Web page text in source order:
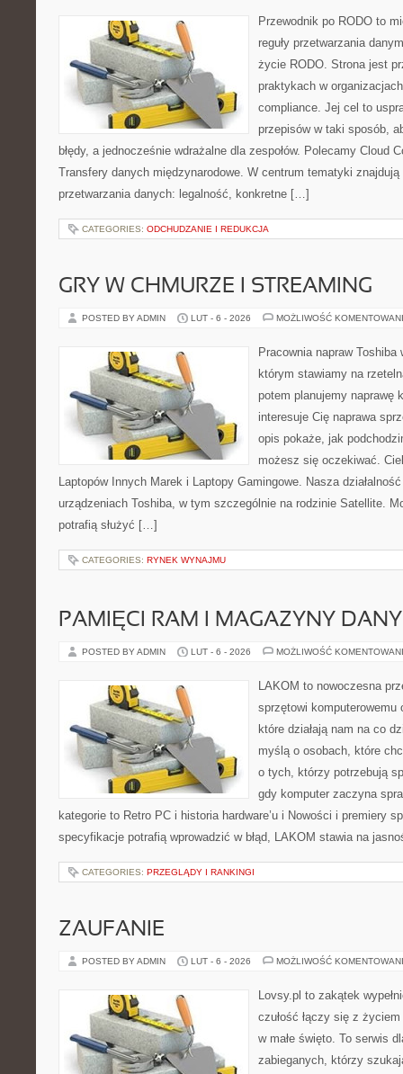
Przewodnik po RODO to
reguły przetwarzania
życie RODO. Strona jest
praktykach w
compliance. Jej cel to
przepisów w taki sposób,
błędy, a jednocześnie wdrażalne dla zespołów. Polecamy Cloud
Transfery danych międzynarodowe. W centrum tematyki znajdują
przetwarzania danych: legalność, konkretne […]
CATEGORIES: ODCHUDZANIE I REDUKCJA
GRY W CHMURZE I STREAMING
POSTED BY ADMIN LUT - 6 - 2026 MOŻLIWOŚĆ
Pracownia napraw
którym stawiamy na
potem planujemy naprawę
interesuje Cię naprawa
opis pokaże, jak
możesz się oczekiwać.
Laptopów Innych Marek i Laptopy Gamingowe. Nasza
urządzeniach Toshiba, w tym szczególnie na rodzinie Satellite.
potrafią służyć […]
CATEGORIES: RYNEK WYNAJMU
PAMIĘCI RAM I MAGAZYNY
POSTED BY ADMIN LUT - 6 - 2026 MOŻLIWOŚĆ
LAKOM to nowoczesna
sprzętowi komputerowemu
które działają nam na co
myślą o osobach, które
o tych, którzy potrzebują
gdy komputer zaczyna
kategorie to Retro PC i historia hardware’u i Nowości i premiery
specyfikacje potrafią wprowadzić w błąd, LAKOM stawia na
CATEGORIES: PRZEGLĄDY I RANKINGI
ZAUFANIE
POSTED BY ADMIN LUT - 6 - 2026 MOŻLIWOŚĆ
Lovsy.pl to zakątek
czułość łączy się z
w małe święto. To serwis
zabieganych, którzy